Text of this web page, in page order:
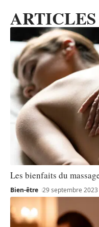
Les bienfaits du
Bien-être 29 septembre 2023